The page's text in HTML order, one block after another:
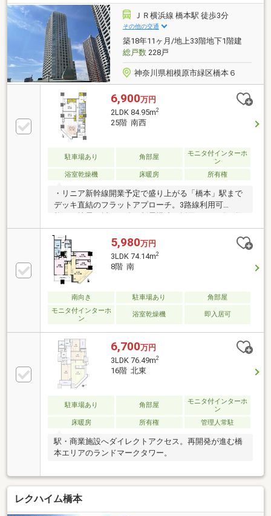
や、サンドラック、コンビニが徒歩圏内にあり日々の
暮らしをサポート致します。ご内覧はお気軽にお問合
せ下さいませ。
ＪＲ横浜線 橋本駅 徒歩3分
その他の交通
築18年11ヶ月/地上33階地下1階建
総戸数228戸
神奈川県相模原市緑区橋本６
6,900万円
2LDK 84.95m2
25階 南西
駐車場あり 角部屋
モニタ付インターホ
ン
浴室乾燥機
床暖房 所有権
・リニア新幹線開業予定で盛り上がる「橋本」駅まで
デッキ直結のフラットアプローチ。3路線利用可
能。・地震の揺れに強い制震構造を採用した、総戸数
228戸の大規模タワーレジデンス。・眺望や採光を楽
しめる25階南西角住戸。84.95㎡のゆとりある2LDK。
天井高2600mmと相模野を臨む眺望で毎日に開放感
を。・床暖房、ビルトイン浄水器、ディスポーザーな
ど、日々の家事を手助けする設備が充実。・ダブルオ
ートロック、24時間有人管理、宅配ボックス完備、24
時間ごみ捨て可能と、利便性と防犯性を両立。・駅周
辺の商業施設で日々の買い物には事欠きません。・大
切なペットと一緒に暮らせます（飼育細則有）。
5,980万円
3LDK 74.14m2
8階 南
南向き 駐車場あり
角部屋
モニタ付インターホ
ン
浴室乾燥機 即入居可
6,700万円
3LDK 76.49m2
16階 北東
駐車場あり 角部屋
モニタ付インターホ
ン
床暖房
所有権 管理人常駐
駅・商業施設へダイレクトアクセス。再開発が進む橋
本エリアのランドマークタワー。
レクハイム橋本